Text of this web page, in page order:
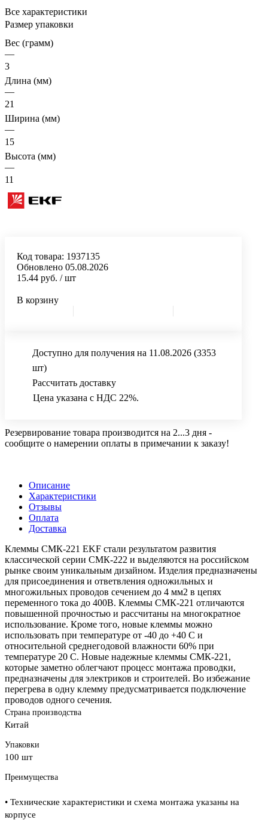
Все характеристики
Размер упаковки
Вес (грамм)
—
3
Длина (мм)
—
21
Ширина (мм)
—
15
Высота (мм)
—
11
Код товара: 1937135
Обновлено 05.08.2026
15.44 руб. / шт
В корзину
Доступно для получения на 11.08.2026 (3353
шт)
Рассчитать доставку
Цена указана с НДС 22%.
Резервирование товара производится на 2...3 дня -
сообщите о намерении оплаты в примечании к заказу!
Описание
Характеристики
Отзывы
Оплата
Доставка
Клеммы СМК-221 EKF стали результатом развития
классической серии СМК-222 и выделяются на российском
рынке своим уникальным дизайном. Изделия предназначены
для присоединения и ответвления одножильных и
многожильных проводов сечением до 4 мм2 в цепях
переменного тока до 400В. Клеммы СМК-221 отличаются
повышенной прочностью и рассчитаны на многократное
использование. Кроме того, новые клеммы можно
использовать при температуре от -40 до +40 C и
относительной среднегодовой влажности 60% при
температуре 20 C. Новые надежные клеммы СМК-221,
которые заметно облегчают процесс монтажа проводки,
предназначены для электриков и строителей. Во избежание
перегрева в одну клемму предусматривается подключение
проводов одного сечения.
Страна производства
Китай
Упаковки
100 шт
Преимущества
• Технические характеристики и схема монтажа указаны на
корпусе